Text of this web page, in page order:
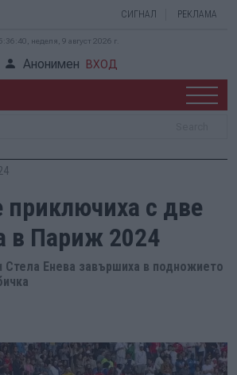
СИГНАЛ РЕКЛАМА
неделя, 9 август 2026 г.
Анонимен ВХОД
приключиха с две
в Париж 2024
Стела Енева завършиха в подножието